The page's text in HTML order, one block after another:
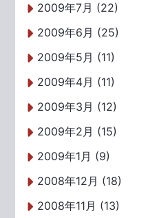
2009年7月 (22)
2009年6月 (25)
2009年5月 (11)
2009年4月 (11)
2009年3月 (12)
2009年2月 (15)
2009年1月 (9)
2008年12月 (18)
2008年11月 (13)